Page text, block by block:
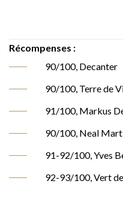
Récompenses :
90/100, Decanter
90/100, Terre de
91/100, Markus
90/100, Neal
91-92/100, Yves
92-93/100, Vert